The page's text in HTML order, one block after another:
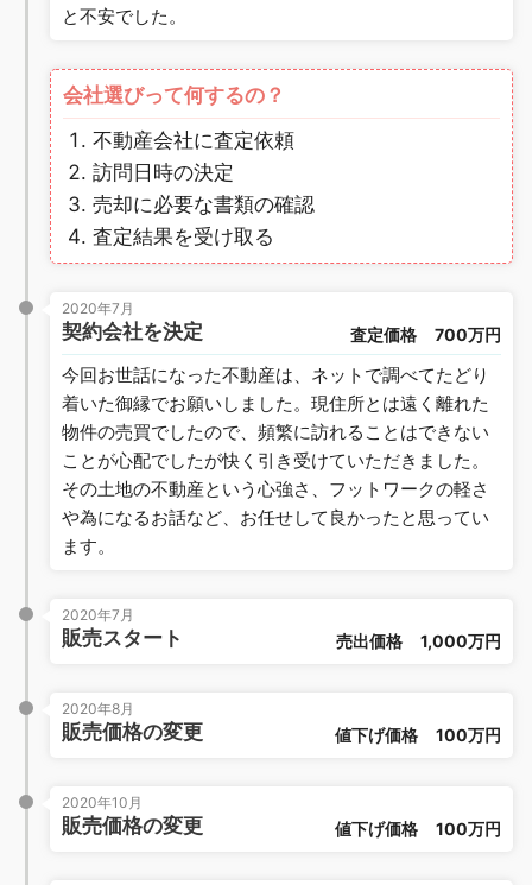
と不安でした。
会社選びって何するの？
不動産会社に査定依頼
訪問日時の決定
売却に必要な書類の確認
査定結果を受け取る
2020年7月
契約会社を決定 査定価格 700万円
今回お世話になった不動産は、ネットで調べてたどり
着いた御縁でお願いしました。現住所とは遠く離れた
物件の売買でしたので、頻繁に訪れることはできない
ことが心配でしたが快く引き受けていただきました。
その土地の不動産という心強さ、フットワークの軽さ
や為になるお話など、お任せして良かったと思ってい
ます。
2020年7月
販売スタート 売出価格 1,000万円
2020年8月
販売価格の変更 値下げ価格 100万円
2020年10月
販売価格の変更 値下げ価格 100万円